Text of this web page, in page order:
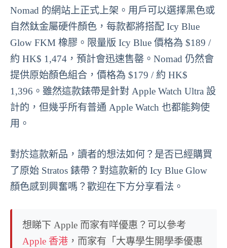
Nomad 的網站上正式上架。用戶可以選擇黑色或
自然鈦金屬硬件顏色，每款都將搭配 Icy Blue
Glow FKM 橡膠。限量版 Icy Blue 價格為 $189 /
約 HK$ 1,474，預計會迅速售罄。Nomad 仍然會
提供原始顏色組合，價格為 $179 / 約 HK$
1,396。雖然這款錶帶是針對 Apple Watch Ultra 設
計的，但幾乎所有普通 Apple Watch 也都能夠使
用。
對於這款新品，讀者的想法如何？是否已經購買
了原始 Stratos 錶帶？對這款新的 Icy Blue Glow
顏色感到興奮嗎？歡迎在下方分享看法。
想睇下 Apple 而家有咩優惠？可以參考
Apple 香港 ，而家有「大專學生開學季優惠